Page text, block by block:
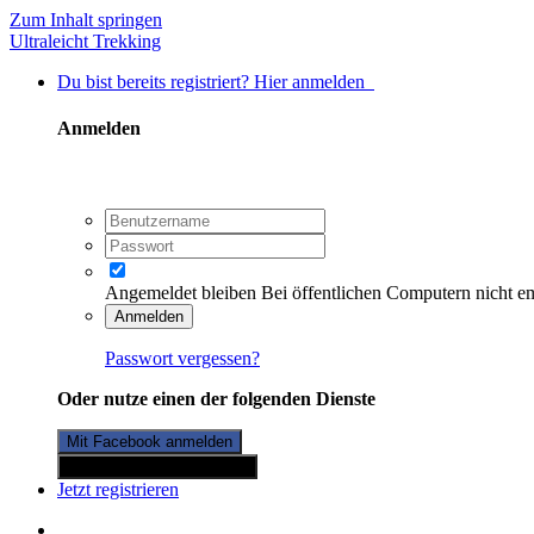
Zum Inhalt springen
Ultraleicht Trekking
Du bist bereits registriert? Hier anmelden
Anmelden
Angemeldet bleiben Bei öffentlichen Computern nicht
Anmelden
Passwort vergessen?
Oder nutze einen der folgenden Dienste
Mit Facebook anmelden
Jetzt registrieren